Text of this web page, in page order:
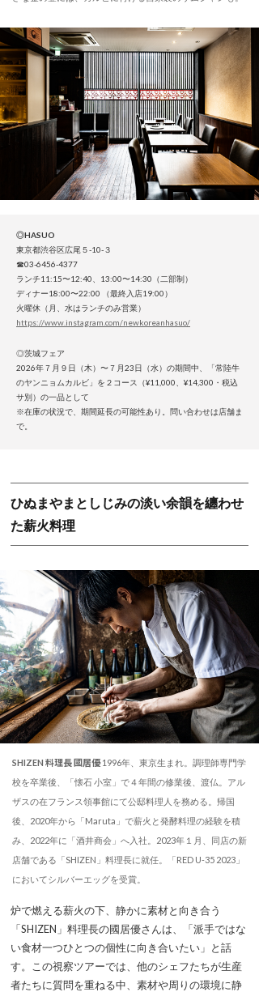
◎HASUO
東京都渋谷区広尾５-10-３
☎︎03-6456-4377
ランチ11:15〜12:40、13:00〜14:30（二部制）
ディナー18:00〜22:00 （最終入店19:00）
火曜休（月、水はランチのみ営業）
https://www.instagram.com/newkoreanhasuo/
◎茨城フェア
2026年７月９日（木）〜７月23日（水）の期間中、「常陸牛
のヤンニョムカルビ」を２コース（¥11,000、¥14,300・税込
サ別）の一品として
※在庫の状況で、期間延長の可能性あり。問い合わせは店舗ま
で。
ひぬまやまとしじみの淡い余韻を纏わせ
た薪火料理
SHIZEN 料理長 國居優1996年、東京生まれ。調理師専門学
校を卒業後、「懐石 小室」で４年間の修業後、渡仏。アル
ザスの在フランス領事館にて公邸料理人を務める。帰国
後、2020年から「Maruta」で薪火と発酵料理の経験を積
み、2022年に「酒井商会」へ入社。2023年１月、同店の新
店舗である「SHIZEN」料理長に就任。「RED U-35 2023」
においてシルバーエッグを受賞。
炉で燃える薪火の下、静かに素材と向き合う
「SHIZEN」料理長の國居優さんは、「派手ではな
い食材一つひとつの個性に向き合いたい」と話
す。この視察ツアーでは、他のシェフたちが生産
者たちに質問を重ねる中、素材や周りの環境に静